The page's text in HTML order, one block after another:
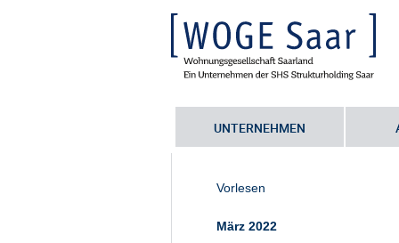
UNTERNEHMEN
Sie befinden sich hier:
Grundsteinlegung für den Neubau
Vorlesen
März 2022